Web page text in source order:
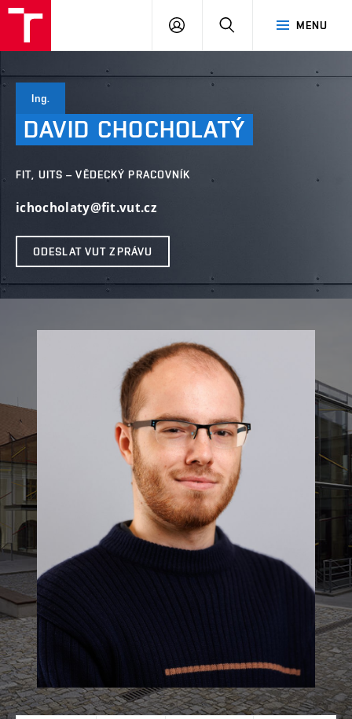
MENU
PŘIHLÁSIT
Ing.
DAVID CHOCHOLATÝ
FIT, UITS – VĚDECKÝ PRACOVNÍK
ichocholaty@fit.vut.cz
ODESLAT VUT ZPRÁVU